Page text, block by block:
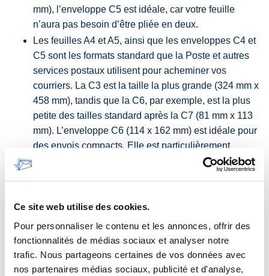
Ce site web utilise des cookies.
Pour personnaliser le contenu et les annonces, offrir des
fonctionnalités de médias sociaux et analyser notre
trafic. Nous partageons certaines de vos données avec
nos partenaires médias sociaux, publicité et d'analyse,
mm), l’enveloppe C5 est idéale, car votre feuille
n’aura pas besoin d’être pliée en deux.
Les feuilles A4 et A5, ainsi que les enveloppes C4 et
C5 sont les formats standard que la Poste et autres
services postaux utilisent pour acheminer vos
courriers. La C3 est la taille la plus grande (324 mm x
458 mm), tandis que la C6, par exemple, est la plus
petite des tailles standard après la C7 (81 mm x 113
mm). L’enveloppe C6 (114 x 162 mm) est idéale pour
des envois compacts. Elle est particulièrement
adaptée pour contenir une feuille de format A4 pliée
en quatre ou une feuille A5 pliée en deux, ce qui en
invitations, des faire-part ou des cartes postales. Son
format compact en fait également un choix courant
pour les correspondances personnelles ou les
communications élégantes, telles que des
remerciements ou des notes manuscrites.